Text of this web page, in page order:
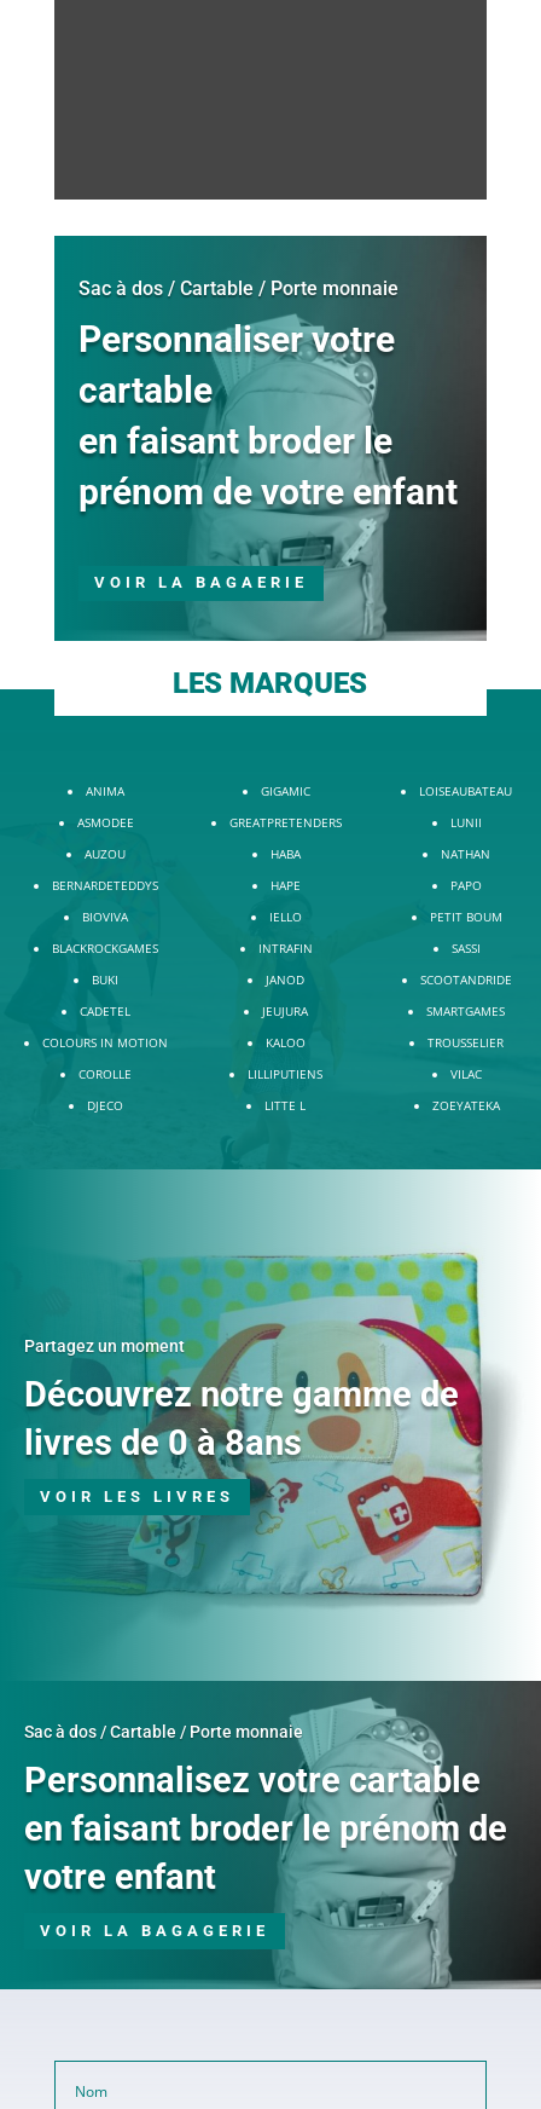
Sac à dos / Cartable / Porte monnaie
Personnaliser votre
cartable
en faisant broder le
prénom de votre enfant
VOIR LA BAGAERIE
LES MARQUES
ANIMA
ASMODEE
AUZOU
BERNARDETEDDYS
BIOVIVA
BLACKROCKGAMES
BUKI
CADETEL
COLOURS IN MOTION
COROLLE
DJECO
GIGAMIC
GREATPRETENDERS
HABA
HAPE
IELLO
INTRAFIN
JANOD
JEUJURA
KALOO
LILLIPUTIENS
LITTE L
LOISEAUBATEAU
LUNII
NATHAN
PAPO
PETIT BOUM
SASSI
SCOOTANDRIDE
SMARTGAMES
TROUSSELIER
VILAC
ZOEYATEKA
Partagez un moment
Découvrez notre gamme de
livres de 0 à 8ans
VOIR LES LIVRES
Sac à dos / Cartable / Porte monnaie
Personnalisez votre cartable
en faisant broder le prénom de
votre enfant
VOIR LA BAGAGERIE